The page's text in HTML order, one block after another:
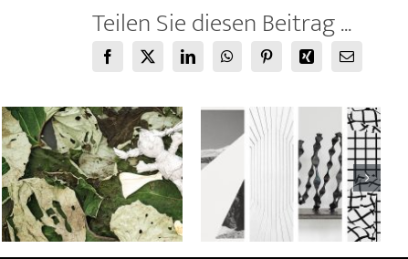
Teilen Sie diesen Beitrag ...
Facebook
X LinkedInWhatsAppPinterestXing
E-
04.04.2026 –
09.05.2026
Anna-Maria Bogner-
Gabriele-Kutschera-
Franz Riedl-Esther
Stocker
21.02.2026 –
28.03.2026
Anna
Khodorkovskaya-
Stefan Zsaitsits